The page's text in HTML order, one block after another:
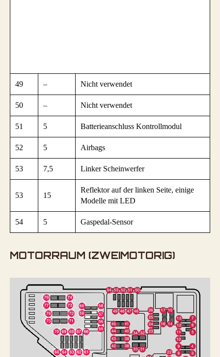
49 – Nicht verwendet
50 – Nicht verwendet
51 5 Batterieanschluss Kontrollmodul
52 5 Airbags
53 7,5 Linker Scheinwerfer
53 15
Reflektor auf der linken Seite, einige
Modelle mit LED
54 5 Gaspedal-Sensor
MOTORRAUM (ZWEIMOTORIG)